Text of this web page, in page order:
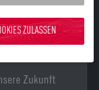
Zukunft
ZULASSEN